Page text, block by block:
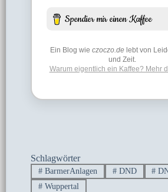
Ein Blog wie czoczo.delebt von
und Zeit.
Warum eigentlich ein Kaffee? Mehr
Schlagwörter
#BarmerAnlagen #DND #
#Wuppertal